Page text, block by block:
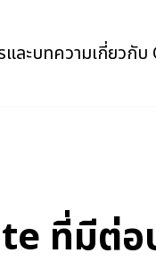
และบทความเกี่ยวกั
ที่มีต่